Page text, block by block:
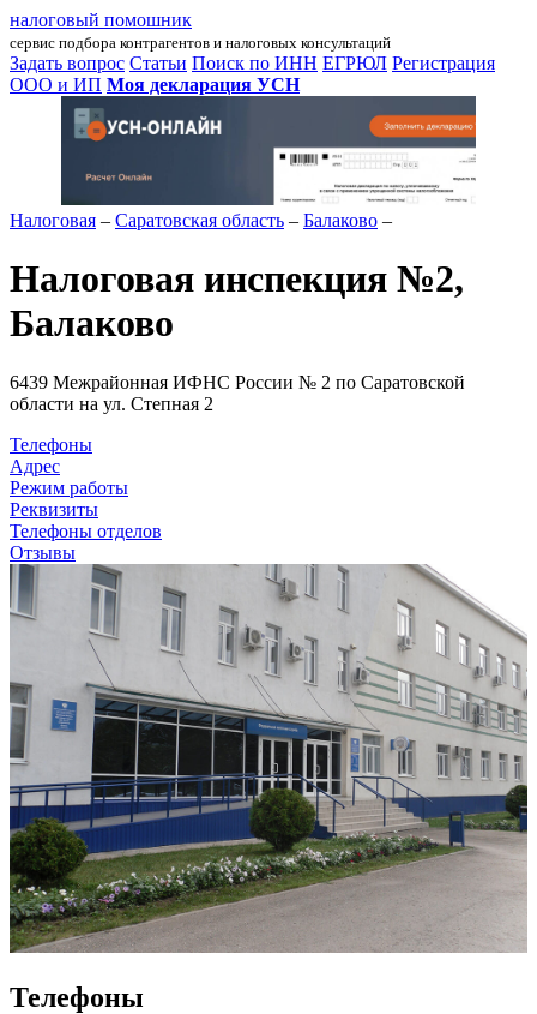
налоговый помошник
сервис подбора контрагентов и налоговых консультаций
Задать вопрос Статьи Поиск по ИНН ЕГРЮЛ Регистрация
ООО и ИП Моя декларация УСН
Налоговая – Саратовская область – Балаково –
Налоговая инспекция №2,
Балаково
6439 Межрайонная ИФНС России № 2 по Саратовской
области на ул. Степная 2
Телефоны
Адрес
Режим работы
Реквизиты
Телефоны отделов
Отзывы
Телефоны